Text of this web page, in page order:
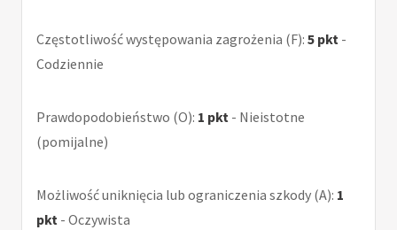
Częstotliwość występowania zagrożenia (F): 5 pkt -
Codziennie
Prawdopodobieństwo (O): 1 pkt - Nieistotne
(pomijalne)
Możliwość uniknięcia lub ograniczenia szkody (A): 1
pkt - Oczywista